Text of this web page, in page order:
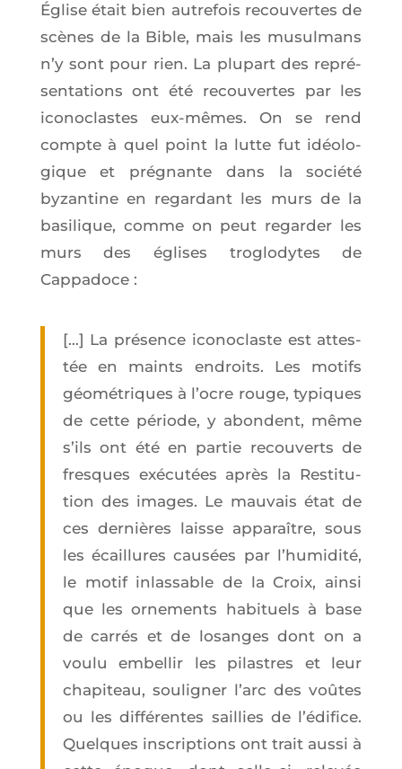
Église était bien autre­fois recou­vertes de
scènes de la Bible, mais les musul­mans
n’y sont pour rien. La plu­part des repré­
sen­ta­tions ont été recou­vertes par les
ico­no­clastes eux-mêmes. On se rend
compte à quel point la lutte fut idéo­lo­
gique et pré­gnante dans la socié­té
byzan­tine en regar­dant les murs de la
basi­lique, comme on peut regar­der les
murs des églises tro­glo­dytes de
Cappadoce :
[…] La pré­sence ico­no­claste est attes­
tée en maints endroits. Les motifs
géo­mé­triques à l’ocre rouge, typiques
de cette période, y abondent, même
s’ils ont été en par­tie recou­verts de
fresques exé­cu­tées après la Res­ti­tu­
tion des images. Le mau­vais état de
ces der­nières laisse appa­raître, sous
les écaillures cau­sées par l’hu­mi­di­té,
le motif inlas­sable de la Croix, ain­si
que les orne­ments habi­tuels à base
de car­rés et de losanges dont on a
vou­lu embel­lir les pilastres et leur
cha­pi­teau, sou­li­gner l’arc des voûtes
ou les dif­fé­rentes saillies de l’é­di­fice.
Quelques ins­crip­tions ont trait aus­si à